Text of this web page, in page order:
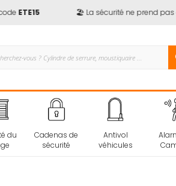
ETE15 🏖️ La sécurité ne prend pas
du
Cadenas de
sécurité
Antivol
véhicules